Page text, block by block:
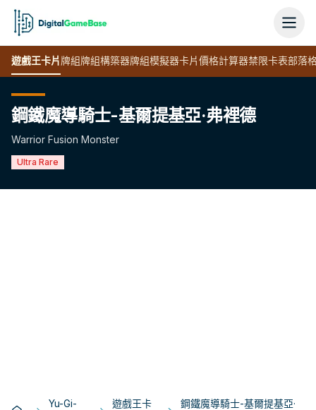
遊戲王卡片牌組牌組構築器牌組模擬器卡片價格計算器禁限卡表部落
鋼鐵魔導騎士-基爾提基亞·弗裡德
Warrior Fusion Monster
Ultra Rare
Yu-Gi-
遊戲王卡
鋼鐵魔導騎士-基爾提基亞·